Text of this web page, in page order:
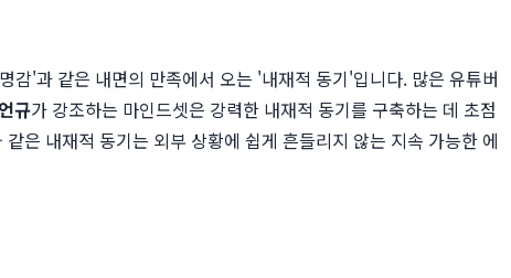
'과 같은 내면의 만족에서 오는 '내재적 동기'입니다. 많은 유튜버
규가 강조하는 마인드셋은 강력한 내재적 동기를 구축하는 데 초점
은 내재적 동기는 외부 상황에 쉽게 흔들리지 않는 지속 가능한 에